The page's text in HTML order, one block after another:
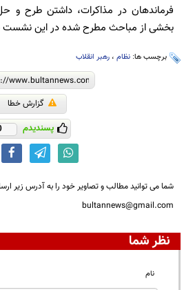
فرماندهان در مذاکرات، داشتن طرح
بخشی از مباحث مطرح شده در این نشست
برچسب ها: نظام ، رهبر انقلاب
گزارش خطا
پسندیدم
شما می توانید مطالب و تصاویر خود را به آدرس زیر
bultannews@gmail.com
نظر شما
نام